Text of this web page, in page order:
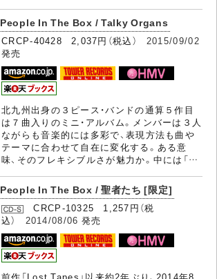
People In The Box / Talky Organs
CRCP-40428 2,037円（税込） 2015/09/02
発売
北九州出身の３ピース・バンドの通算５作目
は７曲入りのミニ・アルバム。メンバーは３人
ながらも音楽的には多彩で、表現方法も曲や
テーマに合わせて自在に変化する。ある意
味、そのフレキシブルさが魅力か。中には「…
People In The Box / 聖者たち [限定]
CRCP-10325 1,257円（税
込） 2014/08/06 発売